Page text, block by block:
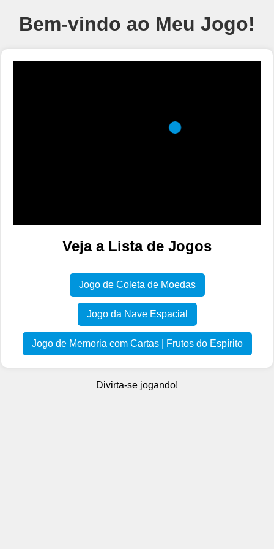
Bem-vindo ao Meu Jogo!
Veja a Lista de Jogos
Jogo de Coleta de Moedas
Jogo da Nave Espacial
Jogo de Memoria com Cartas | Frutos do Espírito
Divirta-se jogando!